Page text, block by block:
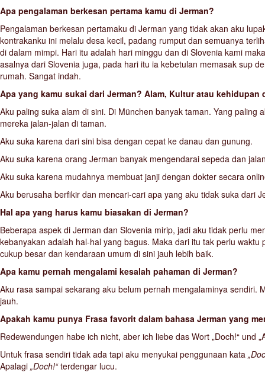
Apa pengalaman berkesan pertama kamu di Jerman?
Pengalaman berkesan pertamaku di Jerman yang tidak akan aku
kontrakanku ini melalu desa kecil, padang rumput dan semuanya
di dalam mimpi. Hari itu adalah hari minggu dan di Slovenia kami
asalnya dari Slovenia juga, pada hari itu ia kebetulan memasak sup
rumah. Sangat indah.
Apa yang kamu sukai dari Jerman? Alam, Kultur atau
Aku paling suka alam di sini. Di München banyak taman. Yang
mereka jalan-jalan di taman.
Aku suka karena dari sini bisa dengan cepat ke danau dan gunung.
Aku suka karena orang Jerman banyak mengendarai sepeda dan
Aku suka karena mudahnya membuat janji dengan dokter secara
Aku berusaha berfikir dan mencari-cari apa yang aku tidak suka dari
Hal apa yang harus kamu biasakan di Jerman?
Beberapa aspek di Jerman dan Slovenia mirip, jadi aku tidak perlu
kebanyakan adalah hal-hal yang bagus. Maka dari itu tak perlu
cukup besar dan kendaraan umum di sini jauh lebih baik.
Apa kamu pernah mengalami kesalah pahaman di Jerman?
Aku rasa sampai sekarang aku belum pernah mengalaminya
jauh.
Apakah kamu punya Frasa favorit dalam bahasa Jerman yang
Redewendungen habe ich nicht, aber ich liebe das Wort „Doch!“ und
Untuk frasa sendiri tidak ada tapi aku menyukai penggunaan kata
Apalagi „Doch!“terdengar lucu.